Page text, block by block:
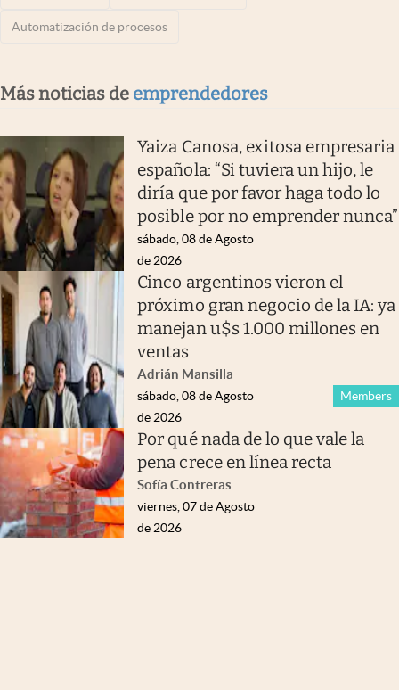
Automatización de procesos
Más noticias de emprendedores
Yaiza Canosa, exitosa empresaria
española: “Si tuviera un hijo, le
diría que por favor haga todo lo
posible por no emprender nunca”
sábado, 08 de Agosto
de 2026
Cinco argentinos vieron el
próximo gran negocio de la IA: ya
manejan u$s 1.000 millones en
ventas
Adrián Mansilla
Members
sábado, 08 de Agosto
de 2026
Por qué nada de lo que vale la
pena crece en línea recta
Sofía Contreras
viernes, 07 de Agosto
de 2026